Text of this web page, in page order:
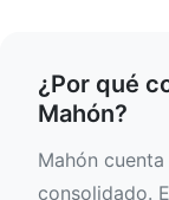
¿Por qué
Mahón?
Mahón
consolidado.